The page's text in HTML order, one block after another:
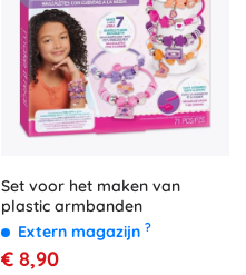
Set voor het maken van
plastic armbanden
Extern magazijn ?
€ 8,90